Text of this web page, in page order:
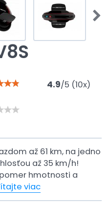
4.9/5 (10x)
až 61 km, na jedno
až 35 km/h!
hmotnosti a
viac